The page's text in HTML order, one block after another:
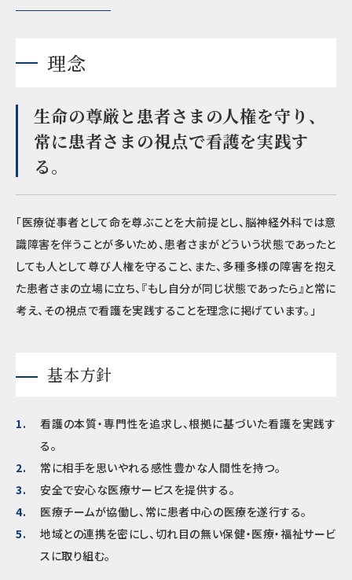
理念
生命の尊厳と患者さまの人権を守り、
常に患者さまの視点で看護を実践す
る。
「医療従事者として命を尊ぶことを大前提とし、脳神経外科では意
識障害を伴うことが多いため、患者さまがどういう状態であったと
しても人として尊び人権を守ること、また、多種多様の障害を抱え
た患者さまの立場に立ち、『もし自分が同じ状態であったら』と常に
考え、その視点で看護を実践することを理念に掲げています。」
基本方針
看護の本質・専門性を追求し、根拠に基づいた看護を実践す
る。
常に相手を思いやれる感性豊かな人間性を持つ。
安全で安心な医療サービスを提供する。
医療チームが協働し、常に患者中心の医療を遂行する。
地域との連携を密にし、切れ目の無い保健・医療・福祉サービ
スに取り組む。